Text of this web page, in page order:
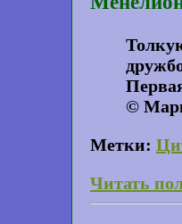
©
Метки:
Читать